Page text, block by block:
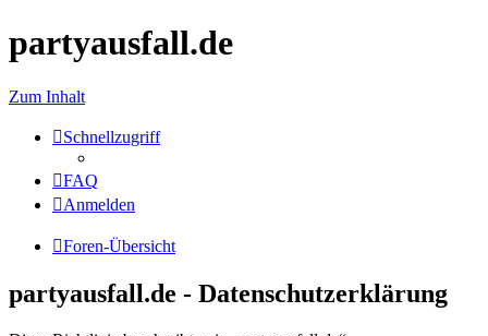
partyausfall.de
Zum Inhalt
Schnellzugriff
FAQ
Anmelden
Foren-Übersicht
partyausfall.de - Datenschutzerklärung